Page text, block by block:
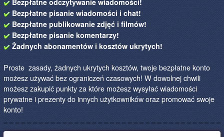
Bezpłatne odczytywanie wiadomości!
Bezpłatne pisanie wiadomości i chat!
Bezpłatne publikowanie zdjęć i filmów!
Bezpłatne pisanie komentarzy!
Żadnych abonamentów i kosztów ukrytych!
Proste zasady, żadnych ukrytych kosztów, twoje bezpłatne konto
możesz używać bez ograniczeń czasowych! W dowolnej chwili
możesz zakupić punkty za które możesz wysyłać wiadomości
prywatne i prezenty do innych użytkowników oraz promować swoje
konto!